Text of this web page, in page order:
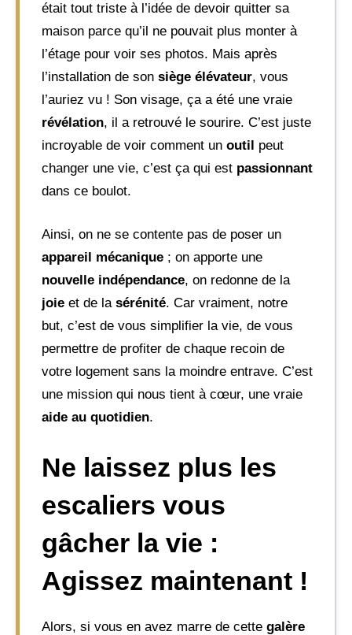
était tout triste à l’idée de devoir quitter sa
maison parce qu’il ne pouvait plus monter à
l’étage pour voir ses photos. Mais après
l’installation de son siège élévateur, vous
l’auriez vu ! Son visage, ça a été une vraie
révélation, il a retrouvé le sourire. C’est juste
incroyable de voir comment un outil peut
changer une vie, c’est ça qui est passionnant
dans ce boulot.
Ainsi, on ne se contente pas de poser un
appareil mécanique ; on apporte une
nouvelle indépendance, on redonne de la
joie et de la sérénité. Car vraiment, notre
but, c’est de vous simplifier la vie, de vous
permettre de profiter de chaque recoin de
votre logement sans la moindre entrave. C’est
une mission qui nous tient à cœur, une vraie
aide au quotidien.
Ne laissez plus les
escaliers vous
gâcher la vie :
Agissez maintenant !
Alors, si vous en avez marre de cette galère